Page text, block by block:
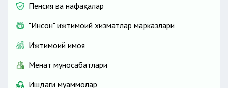
Пенсия ва нафақалар
"Инсон" ижтимоий хизматлар марказлари
Ижтимоий ҳимоя
Меҳнат муносабатлари
Ишдаги муаммолар